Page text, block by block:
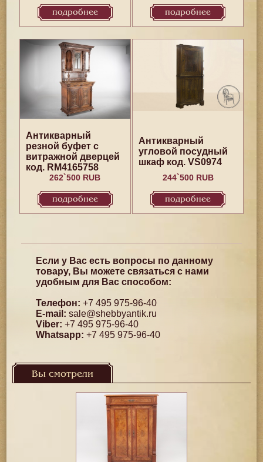
подробнее подробнее
Антикварный
резной буфет с
витражной дверцей
код. RM4165758
262`500 RUB
подробнее
Антикварный
угловой посудный
шкаф код. VS0974
244`500 RUB
подробнее
Если у Вас есть вопросы по данному
товару, Вы можете связаться с нами
удобным для Вас способом:
Телефон: +7 495 975-96-40
E-mail: sale@shebbyantik.ru
Viber: +7 495 975-96-40
Whatsapp: +7 495 975-96-40
Вы смотрели